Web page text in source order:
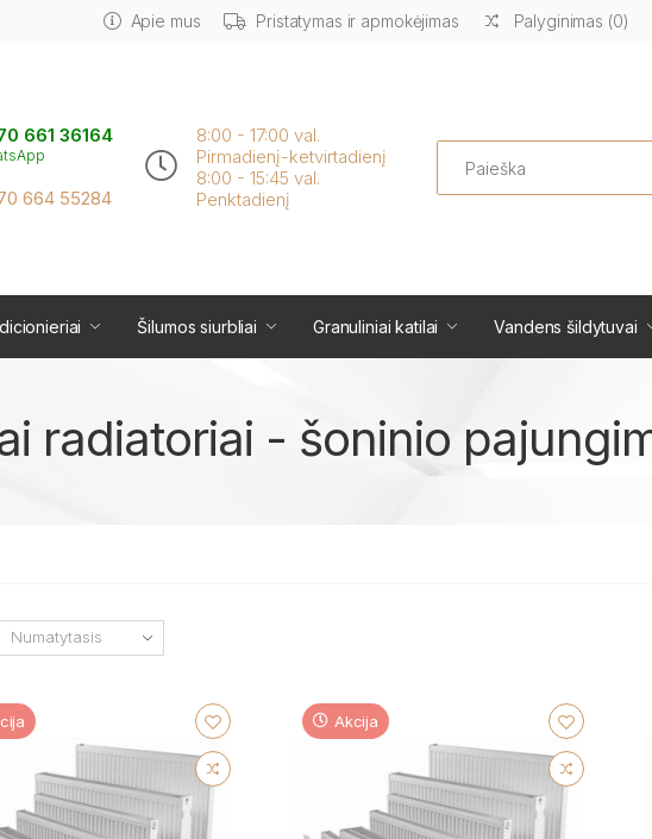
Apie mus Pristatymas ir apmokėjimas Palyginimas (0)
661 36164
664 55284
8:00 - 17:00 val.
Pirmadienį-ketvirtadienį
8:00 - 15:45 val.
Penktadienį
Search
Šilumos siurbliai Granuliniai katilai Vandens šildytuvai
radiatoriai - šoninio
Akcija